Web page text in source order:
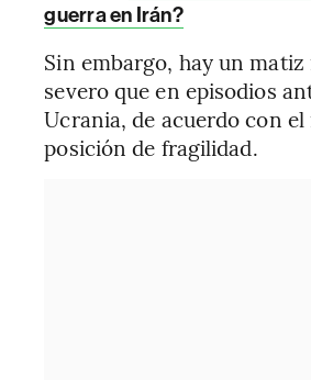
guerra en Irán?
Sin embargo, hay un
severo que en episodios
Ucrania, de acuerdo con
posición de fragilidad.